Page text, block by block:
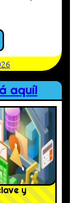
aquí!
y